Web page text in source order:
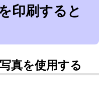
印刷すると
真を使用する